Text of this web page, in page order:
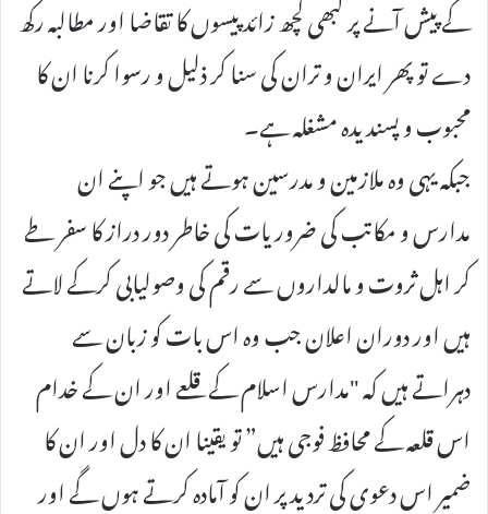
کے پیش آنے پر کبھی کچھ زائد پیسوں کا تقاضا اور مطالبہ رکھ
دے تو پھر ایران و تران کی سنا کر ذلیل و رسوا کرنا ان کا
محبوب و پسندیدہ مشغلہ ہے۔
جبکہ یہی وہ ملازمین و مدرسین ہوتے ہیں جو اپنے ان
مدارس و مکاتب کی ضروریات کی خاطر دور دراز کا سفر طے
کر اہل ثروت و مالداروں سے رقم کی وصولیابی کرکے لاتے
ہیں اور دوران اعلان جب وہ اس بات کو زبان سے
دہراتے ہیں کہ "مدارس اسلام کے قلعے اور ان کے خدام
اس قلعہ کے محافظ فوجی ہیں” تو یقینا ان کا دل اور ان کا
ضمیر اس دعوی کی تردید پر ان کو آمادہ کرتے ہوں گے اور